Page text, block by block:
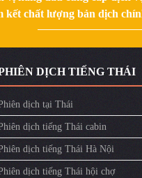
kết chất lượng bản dịch
DỊCH TIẾNG THÁI
dịch tại Thái
dịch tiếng Thái cabin
dịch tiếng Thái Hà Nội
dịch tiếng Thái hội chợ